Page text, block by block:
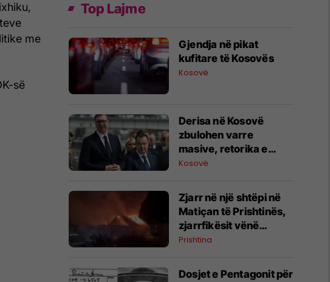
me
së
Top Lajme
Gjendja në pikat
kufitare të Kosovës
Kosovë
Derisa në Kosovë
zbulohen varre
masive, retorika e
zyrtarëve serbë
viteve ’90
Kosovë
Zjarr në një shtëpi në
Matiçan të Prishtinës,
zjarrfikësit vënë
situatën nën kontroll
Prishtina
Dosjet e Pentagonit për